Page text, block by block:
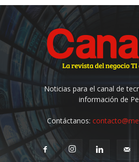
Noticias para el canal de
información de
Contáctanos: